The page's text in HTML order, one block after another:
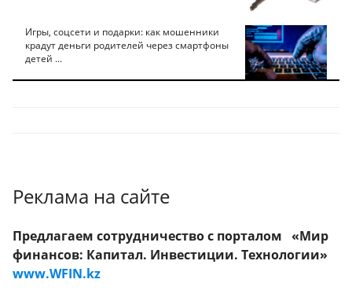
Игры, соцсети и подарки: как мошенники
крадут деньги родителей через смартфоны
детей ...
Реклама на сайте
Предлагаем сотрудничество с порталом «Мир
финансов: Капитал. Инвестиции. Технологии»
www.WFIN.kz